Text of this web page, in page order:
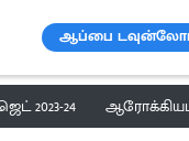
ஆப்பை
2023-24